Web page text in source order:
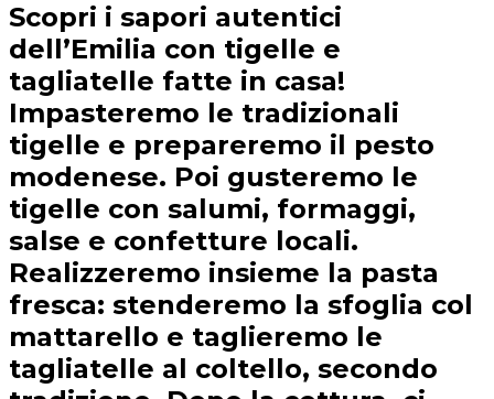
Scopri i sapori autentici
dell’Emilia con tigelle e
tagliatelle fatte in casa!
Impasteremo le tradizionali
tigelle e prepareremo il pesto
modenese. Poi gusteremo le
tigelle con salumi, formaggi,
salse e confetture locali.
Realizzeremo insieme la pasta
fresca: stenderemo la sfoglia col
mattarello e taglieremo le
tagliatelle al coltello, secondo